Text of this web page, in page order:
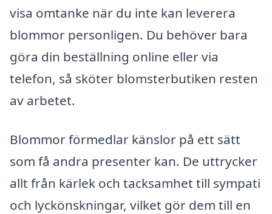
visa omtanke när du inte kan leverera
blommor personligen. Du behöver bara
göra din beställning online eller via
telefon, så sköter blomsterbutiken resten
av arbetet.
Blommor förmedlar känslor på ett sätt
som få andra presenter kan. De uttrycker
allt från kärlek och tacksamhet till sympati
och lyckönskningar, vilket gör dem till en